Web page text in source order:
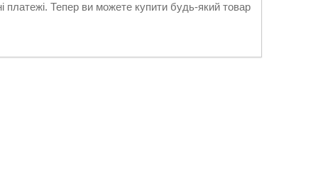
платежі. Тепер ви можете купити будь-який товар